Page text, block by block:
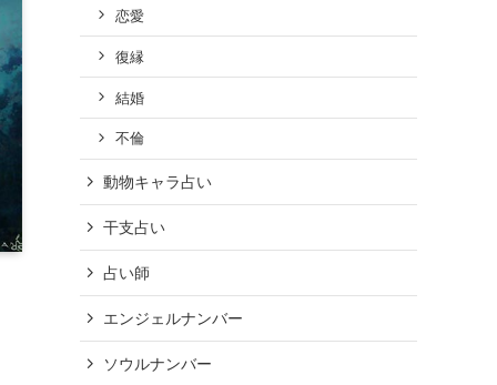
恋愛
復縁
結婚
不倫
動物キャラ占い
干支占い
占い師
エンジェルナンバー
ソウルナンバー